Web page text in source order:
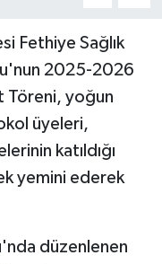
Fethiye Sağlık
2025-2026
Töreni, yoğun
üyeleri,
katıldığı
yemini ederek
düzenlenen